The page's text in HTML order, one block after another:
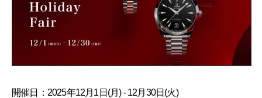
開催日：2025年12月1日(月) - 12月30日(火)